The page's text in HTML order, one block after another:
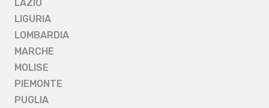
LAZIO
LIGURIA
LOMBARDIA
MARCHE
MOLISE
PIEMONTE
PUGLIA